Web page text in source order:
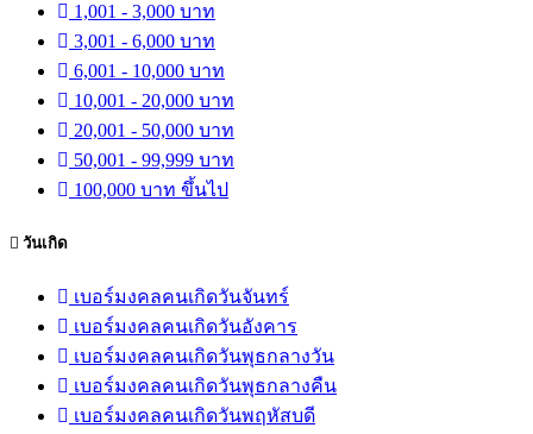
1,001 - 3,000 บาท
3,001 - 6,000 บาท
6,001 - 10,000 บาท
10,001 - 20,000 บาท
20,001 - 50,000 บาท
50,001 - 99,999 บาท
100,000 บาท ขึ้นไป
วันเกิด
เบอร์มงคลคนเกิดวันจันทร์
เบอร์มงคลคนเกิดวันอังคาร
เบอร์มงคลคนเกิดวันพุธกลางวัน
เบอร์มงคลคนเกิดวันพุธกลางคืน
เบอร์มงคลคนเกิดวันพฤหัสบดี